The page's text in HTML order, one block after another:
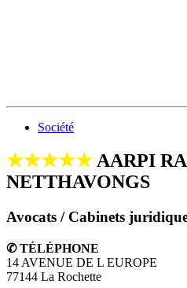
Société
★★★★★AARPI
NETTHAVONGS
Avocats / Cabinets
✆ TÉLÉPHONE
14 AVENUE DE L EUROPE
77144 La Rochette